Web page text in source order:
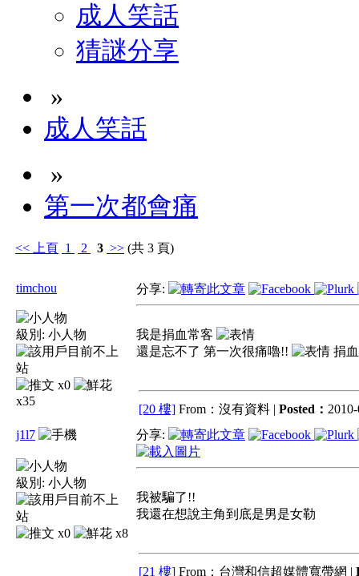
成人笑話
猜謎分享
»
成人笑話
»
第一次都會痛
<< 上頁 1 2 3 >> (共 3 頁)
timchou
級別: 小人物
x0
x35
分享:
我是捐血常客
還是忘不了 第一次很痛嚕!!
捐血
[20 樓] From：沒有資料 | Posted：
j1l7
級別: 小人物
x0 x8
分享:
我被騙了!!
我還在想說主角到底是男是女勒
[21 樓] From：台灣和信超媒體寬帶網 |